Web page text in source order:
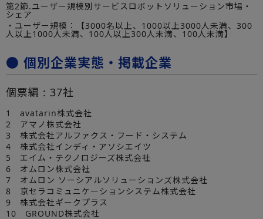
第2節.ユーザー規模別サービスロボットソリューション市場・
シェア
・ユーザー規模：【3000名以上、1000以上3000人未満、300
人以上1000人未満、100人以上300人未満、100人未満】
● 個別企業実態・掲載企業
個票編 : 37社
1 avatarin株式会社
2 アマノ株式会社
3 株式会社アルファクス・フード・システム
4 株式会社インディ・アソシエイツ
5 エイム・テクノロジーズ株式会社
6 オムロン株式会社
7 オムロン ソーシアルソリューションズ株式会社
8 京セラコミュニケーションシステム株式会社
9 株式会社ギークプラス
10 GROUND株式会社